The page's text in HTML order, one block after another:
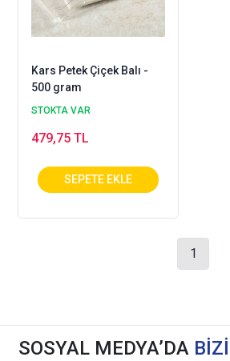
Kars Petek Çiçek Balı -
500 gram
STOKTA VAR
479,75 TL
1
SOSYAL MEDYA’DA